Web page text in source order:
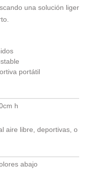
una solución ligera
portátil
h
aire libre, deportivas, o
abajo